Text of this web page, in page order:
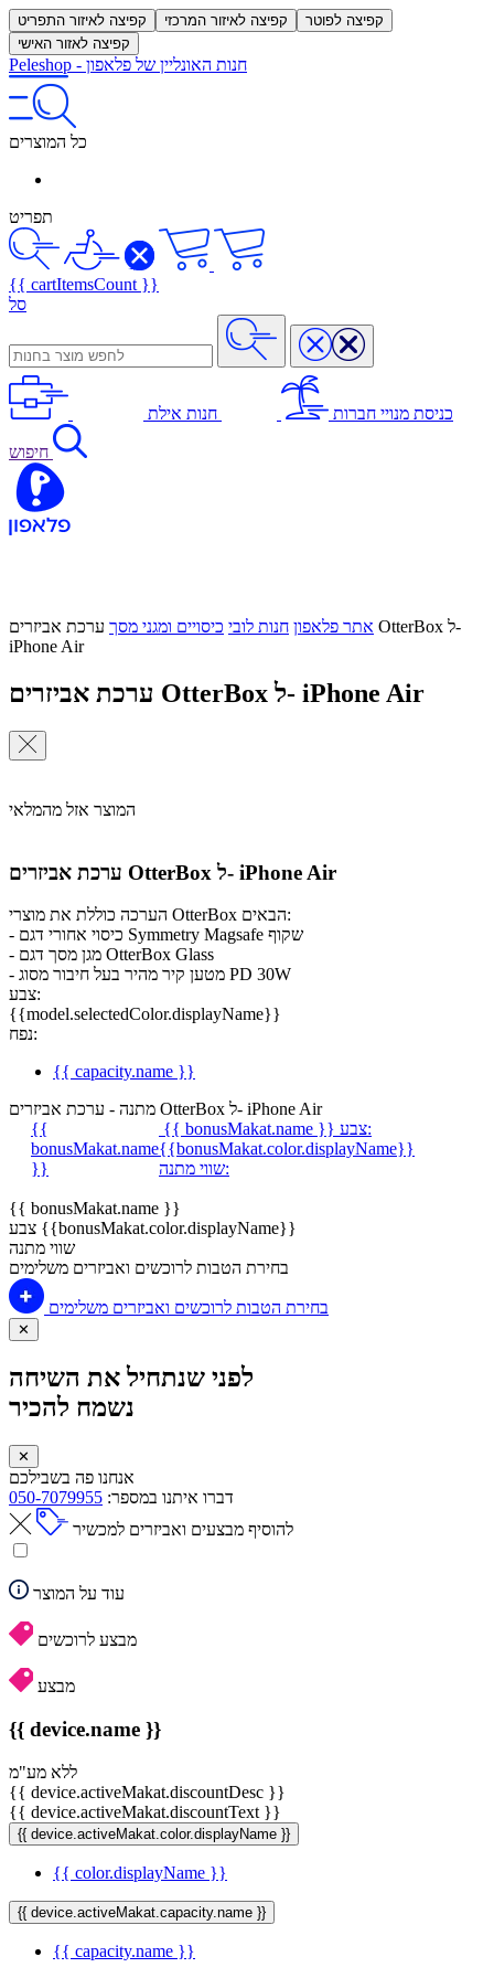
קפיצה לאיזור התפריט קפיצה לאיזור המרכזי
קפיצה לפוטר
קפיצה לאזור האישי
Peleshop - חנות האונליין של פלאפון
כל המוצרים
תפריט
{{ cartItemsCount }}
סל
כניסת מנויי חברות חנות אילת
חיפוש
אתר פלאפון חנות לובי כיסויים ומגני מסך ערכת אביזרים OtterBox ל-
iPhone Air
ערכת אביזרים OtterBox ל- iPhone Air
המוצר אזל מהמלאי
ערכת אביזרים OtterBox ל- iPhone Air
הערכה כוללת את מוצרי OtterBox הבאים:
- מגן מסך דגם OtterBox Glass
- מטען קיר מהיר בעל חיבור מסוג PD 30W
צבע:
{{model.selectedColor.displayName}}
נפח:
{{ capacity.name }}
מתנה - ערכת אביזרים OtterBox ל- iPhone Air
{{
bonusMakat.name
}}
{{ bonusMakat.name }}
צבע:
{{bonusMakat.color.displayName}}
שווי מתנה:
{{ bonusMakat.name }}
צבע {{bonusMakat.color.displayName}}
שווי מתנה
בחירת הטבות לרוכשים ואביזרים משלימים
בחירת הטבות לרוכשים ואביזרים משלימים
✕
לפני שנתחיל את השיחה
נשמח להכיר
✕
אנחנו פה בשבילכם
דברו איתנו במספר: 050-7079955
להוסיף מבצעים ואביזרים למכשיר
עוד על המוצר
מבצע לרוכשים
מבצע
{{ device.name }}
ללא מע"מ
{{ device.activeMakat.discountDesc }}
{{ device.activeMakat.discountText }}
{{ device.activeMakat.color.displayName }}
{{ color.displayName }}
{{ device.activeMakat.capacity.name }}
{{ capacity.name }}